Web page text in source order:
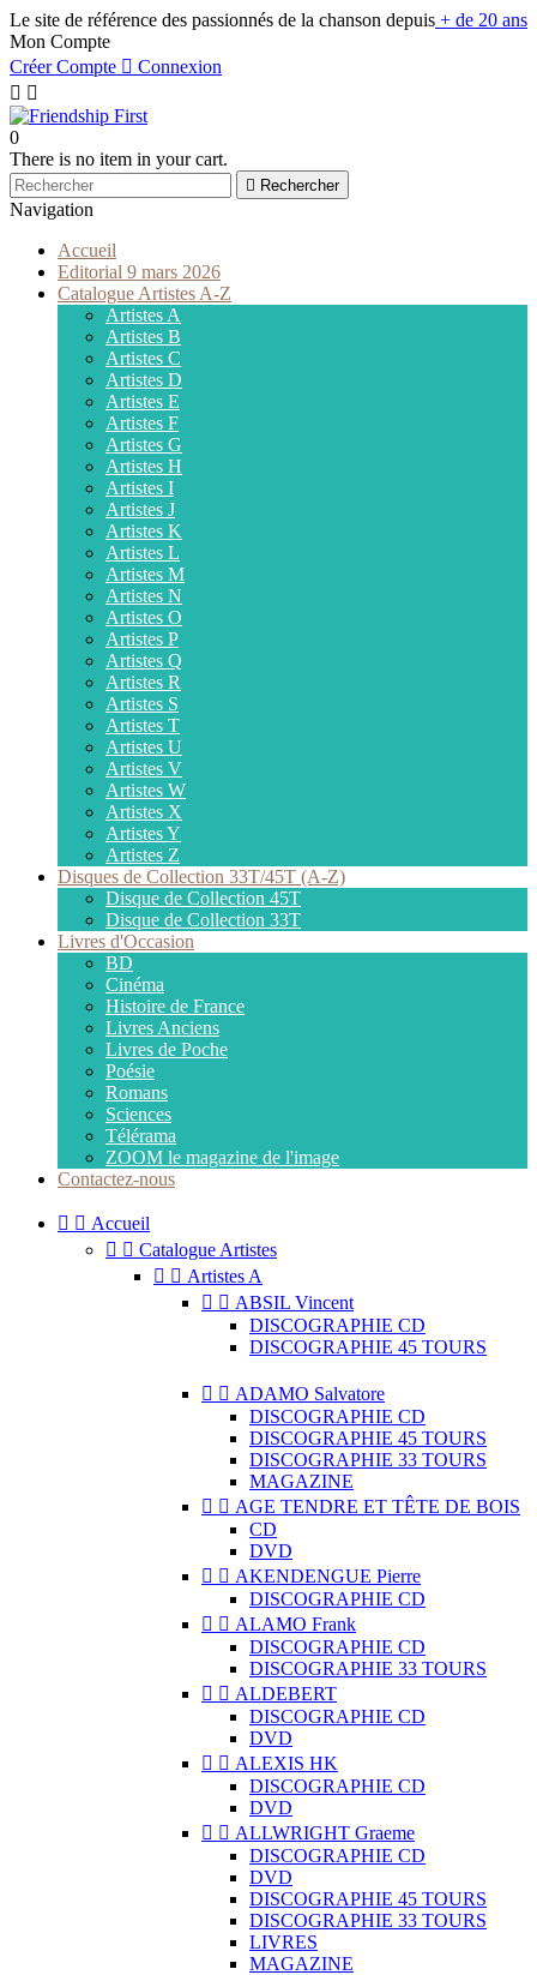
Le site de référence des passionnés de la chanson depuis + de 20 ans
Mon Compte
Créer Compte  Connexion
 
0
There is no item in your cart.
 Rechercher
Navigation
Accueil
Editorial 9 mars 2026
Catalogue Artistes A-Z
Artistes A
Artistes B
Artistes C
Artistes D
Artistes E
Artistes F
Artistes G
Artistes H
Artistes I
Artistes J
Artistes K
Artistes L
Artistes M
Artistes N
Artistes O
Artistes P
Artistes Q
Artistes R
Artistes S
Artistes T
Artistes U
Artistes V
Artistes W
Artistes X
Artistes Y
Artistes Z
Disques de Collection 33T/45T (A-Z)
Disque de Collection 45T
Disque de Collection 33T
Livres d'Occasion
BD
Cinéma
Histoire de France
Livres Anciens
Livres de Poche
Poésie
Romans
Sciences
Télérama
ZOOM le magazine de l'image
Contactez-nous
  Accueil
  Catalogue Artistes
  Artistes A
  ABSIL Vincent
DISCOGRAPHIE CD
DISCOGRAPHIE 45 TOURS
  ADAMO Salvatore
DISCOGRAPHIE CD
DISCOGRAPHIE 45 TOURS
DISCOGRAPHIE 33 TOURS
MAGAZINE
  AGE TENDRE ET TÊTE DE BOIS
CD
DVD
  AKENDENGUE Pierre
DISCOGRAPHIE CD
  ALAMO Frank
DISCOGRAPHIE CD
DISCOGRAPHIE 33 TOURS
  ALDEBERT
DISCOGRAPHIE CD
DVD
  ALEXIS HK
DISCOGRAPHIE CD
DVD
  ALLWRIGHT Graeme
DISCOGRAPHIE CD
DVD
DISCOGRAPHIE 45 TOURS
DISCOGRAPHIE 33 TOURS
LIVRES
MAGAZINE